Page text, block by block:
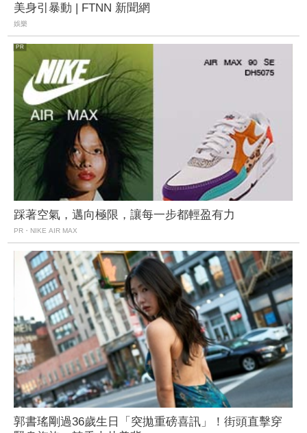
美身引暴動 | FTNN 新聞網
娛樂
踩著空氣，邁向極限，讓每一步都輕盈有力
PR・NIKE AIR MAX
郭書瑤剛過36歲生日「突拋重磅喜訊」！街頭直擊穿